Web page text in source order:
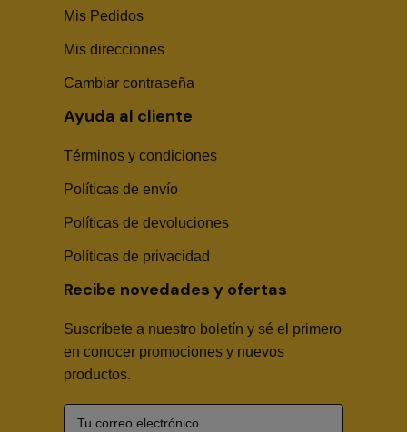
Mis Pedidos
Mis direcciones
Cambiar contraseña
Ayuda al cliente
Términos y condiciones
Políticas de envío
Políticas de devoluciones
Políticas de privacidad
Recibe novedades y ofertas
Suscríbete a nuestro boletín y sé el primero
en conocer promociones y nuevos
productos.
Sika Center AI
🤖
¿Necesitas asesoría técnica, fichas en PDF o buscas
algún producto?